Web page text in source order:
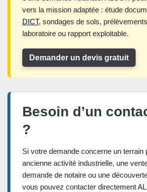
vers la mission adaptée : étude
DICT, sondages de sols,
laboratoire ou rapport exploitable.
Demander un devis gratuit
Besoin d’un
?
Si votre demande concerne un terrain
ancienne activité industrielle, une
demande de notaire ou une
vous pouvez contacter directement